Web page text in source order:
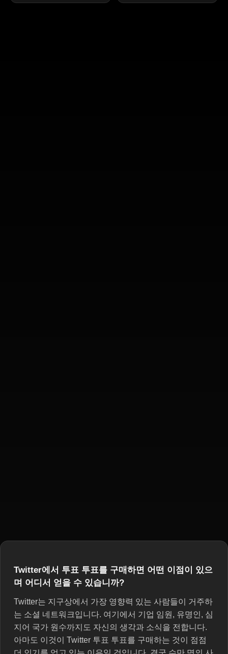
Twitter에서 투표 투표를 구매하면 어떤 이점이 있으
며 어디서 얻을 수 있습니까?
Twitter는 지구상에서 가장 영향력 있는 사람들이 거주하
는 소셜 네트워크입니다. 여기에서 기업 임원, 유명인, 심
지어 국가 원수까지도 자신의 생각과 소식을 전합니다.
아마도 이것이 Twitter 투표 투표를 구매하는 것이 점점